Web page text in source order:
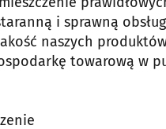
i sprawną
naszych
towarową w